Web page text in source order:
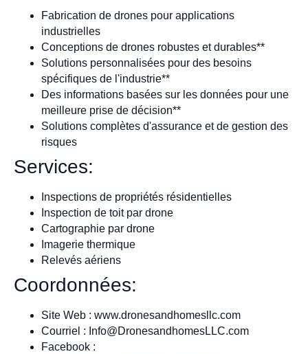
Fabrication de drones pour applications
industrielles
Conceptions de drones robustes et durables**
Solutions personnalisées pour des besoins
spécifiques de l'industrie**
Des informations basées sur les données pour une
meilleure prise de décision**
Solutions complètes d'assurance et de gestion des
risques
Services:
Inspections de propriétés résidentielles
Inspection de toit par drone
Cartographie par drone
Imagerie thermique
Relevés aériens
Coordonnées:
Site Web : www.dronesandhomesllc.com
Courriel : Info@DronesandhomesLLC.com
Facebook :